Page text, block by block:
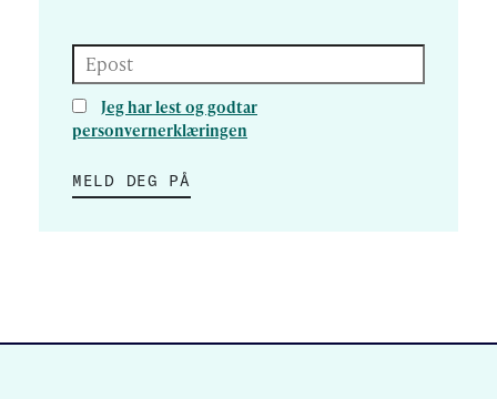
Epost
Jeg har lest og godtar
personvernerklæringen
MELD DEG PÅ